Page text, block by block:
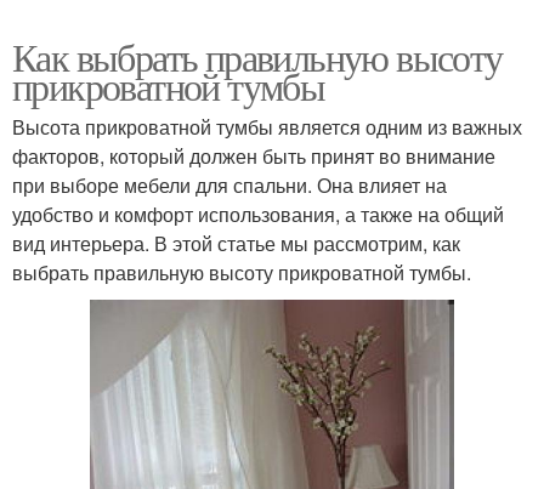
Как выбрать правильную высоту
прикроватной тумбы
Высота прикроватной тумбы является одним из важных
факторов, который должен быть принят во внимание
при выборе мебели для спальни. Она влияет на
удобство и комфорт использования, а также на общий
вид интерьера. В этой статье мы рассмотрим, как
выбрать правильную высоту прикроватной тумбы.